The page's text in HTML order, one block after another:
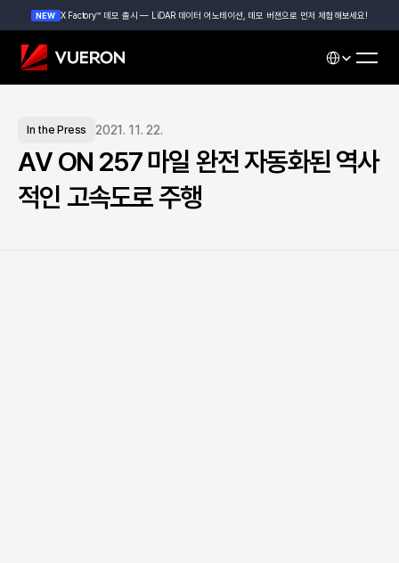
NEW X Factory™ 데모 출시 — LiDAR 데이터 어노테이션, 데모 버젼으로 먼저 체험해보세요!
Select
In the Press 2021. 11. 22.
AV ON 257 마일 완전 자동화된 역사
적인 고속도로 주행